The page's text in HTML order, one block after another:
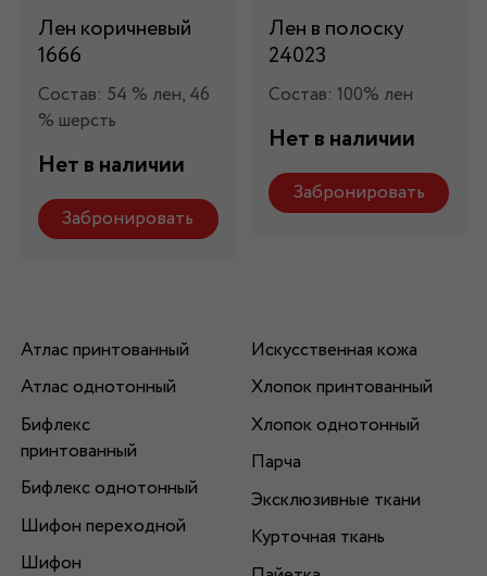
Лен коричневый
1666
Состав: 54 % лен, 46
% шерсть
Нет в наличии
Забронировать
Лен в полоску
24023
Состав: 100% лен
Нет в наличии
Забронировать
Атлас принтованный
Атлас однотонный
Бифлекс
принтованный
Бифлекс однотонный
Шифон переходной
Шифон
Искусственная кожа
Хлопок принтованный
Хлопок однотонный
Парча
Эксклюзивные ткани
Курточная ткань